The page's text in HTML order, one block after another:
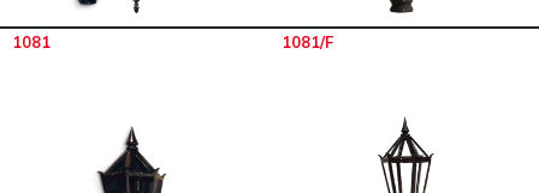
1081 1081/F